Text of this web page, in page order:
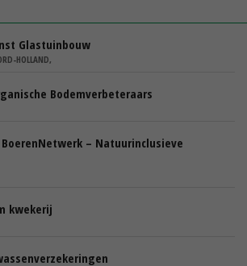
Glastuinbouw
HOLLAND,
Bodemverbeteraars
– Natuurinclusieve
kwekerij